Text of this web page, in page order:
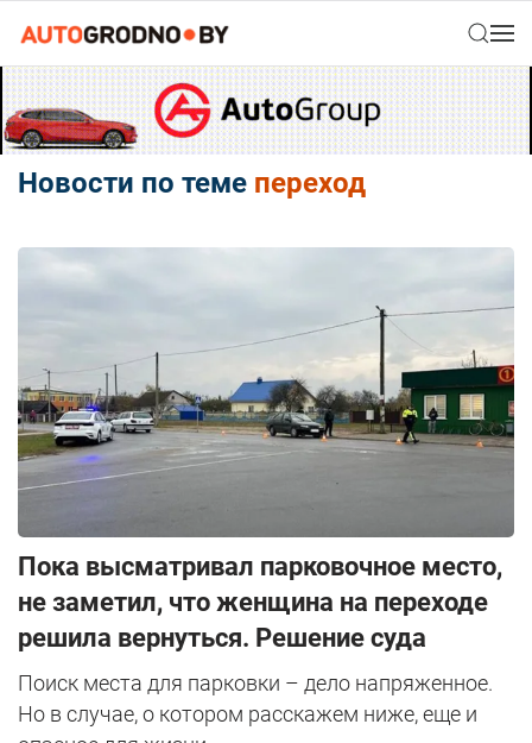
Новости по теме переход
Пока высматривал парковочное место,
не заметил, что женщина на переходе
решила вернуться. Решение суда
Поиск места для парковки – дело напряженное.
Но в случае, о котором расскажем ниже, еще и